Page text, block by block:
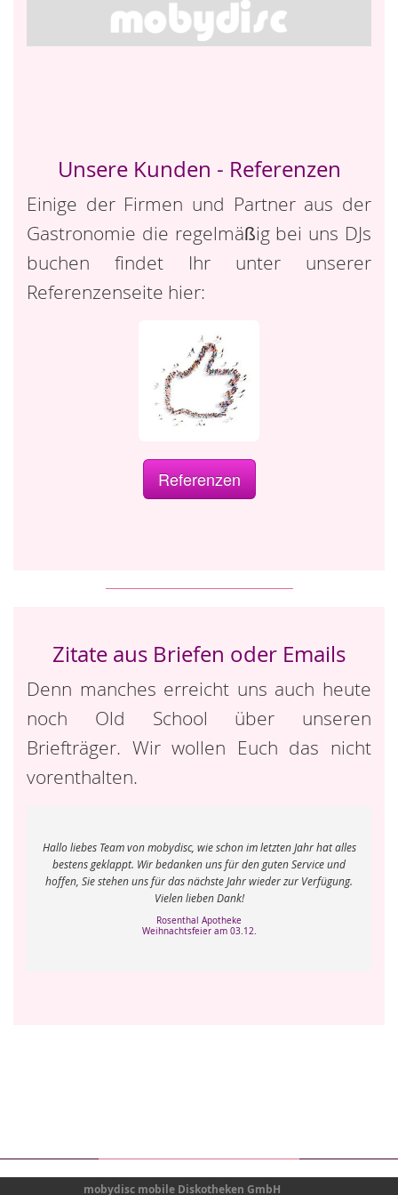
Unsere Kunden - Referenzen
Einige der Firmen und Partner aus der
Gastronomie die regelmäßig bei uns DJs
buchen findet Ihr unter unserer
Referenzenseite hier:
Referenzen
Zitate aus Briefen oder Emails
Denn manches erreicht uns auch heute
noch Old School über unseren
Briefträger. Wir wollen Euch das nicht
vorenthalten.
Hallo liebes Team von mobydisc, wie schon im letzten Jahr hat alles
bestens geklappt. Wir bedanken uns für den guten Service und
hoffen, Sie stehen uns für das nächste Jahr wieder zur Verfügung.
Vielen lieben Dank!
Rosenthal Apotheke
Weihnachtsfeier am 03.12.
mobydisc mobile Diskotheken GmbH